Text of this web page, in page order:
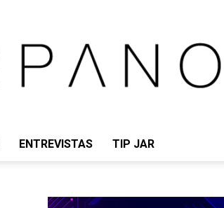
ENTREVISTAS TIP JAR